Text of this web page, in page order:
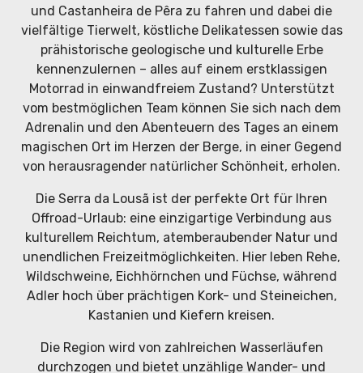
und Castanheira de Pêra zu fahren und dabei die
vielfältige Tierwelt, köstliche Delikatessen sowie das
prähistorische geologische und kulturelle Erbe
kennenzulernen – alles auf einem erstklassigen
Motorrad in einwandfreiem Zustand? Unterstützt
vom bestmöglichen Team können Sie sich nach dem
Adrenalin und den Abenteuern des Tages an einem
magischen Ort im Herzen der Berge, in einer Gegend
von herausragender natürlicher Schönheit, erholen.
Die Serra da Lousã ist der perfekte Ort für Ihren
Offroad-Urlaub: eine einzigartige Verbindung aus
kulturellem Reichtum, atemberaubender Natur und
unendlichen Freizeitmöglichkeiten. Hier leben Rehe,
Wildschweine, Eichhörnchen und Füchse, während
Adler hoch über prächtigen Kork- und Steineichen,
Kastanien und Kiefern kreisen.
Die Region wird von zahlreichen Wasserläufen
durchzogen und bietet unzählige Wander- und